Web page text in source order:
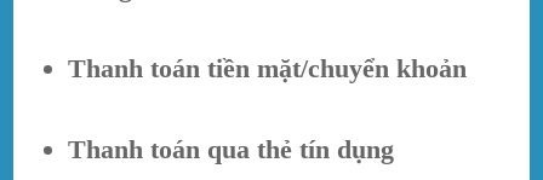
Thanh toán tiền mặt/chuyển khoản
Thanh toán qua thẻ tín dụng